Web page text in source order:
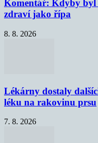
Komentář: Kdyby byl
zdraví jako řípa
8. 8. 2026
Lékárny dostaly
léku na rakovinu prsu
7. 8. 2026